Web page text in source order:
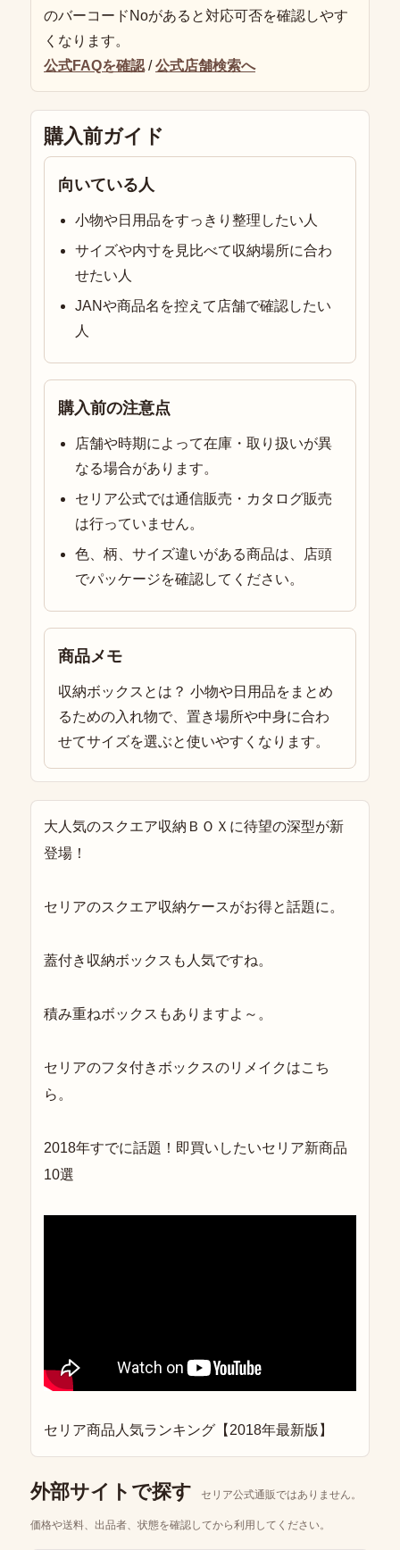
のバーコードNoがあると対応可否を確認しやす
くなります。
公式FAQを確認 /公式店舗検索へ
購入前ガイド
向いている人
小物や日用品をすっきり整理したい人
サイズや内寸を見比べて収納場所に合わ
せたい人
JANや商品名を控えて店舗で確認したい
人
購入前の注意点
店舗や時期によって在庫・取り扱いが異
なる場合があります。
セリア公式では通信販売・カタログ販売
は行っていません。
色、柄、サイズ違いがある商品は、店頭
でパッケージを確認してください。
商品メモ
収納ボックスとは？ 小物や日用品をまとめ
るための入れ物で、置き場所や中身に合わ
せてサイズを選ぶと使いやすくなります。
大人気のスクエア収納ＢＯＸに待望の深型が新
登場！
セリアのスクエア収納ケースがお得と話題に。
蓋付き収納ボックスも人気ですね。
積み重ねボックスもありますよ～。
セリアのフタ付きボックスのリメイクはこち
ら。
2018年すでに話題！即買いしたいセリア新商品
10選
セリア商品人気ランキング【2018年最新版】
外部サイトで探す セリア公式通販ではありません。
価格や送料、出品者、状態を確認してから利用してください。